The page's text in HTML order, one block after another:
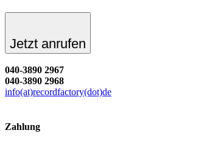
Jetzt anrufen
040-3890 2967
040-3890 2968
info(at)recordfactory(dot)de
Zahlung